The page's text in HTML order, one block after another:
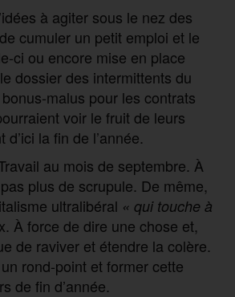
à agiter sous le nez des
cumuler un petit emploi et le
ci ou encore mise en place
dossier des intermittents du
malus pour les contrats
voir le fruit de leurs
la fin de l’année.
au mois de septembre. À
plus de scrupule. De même,
ultralibéral « qui touche à
À force de dire une chose et,
de raviver et étendre la colère.
rond-point et former cette
de fin d’année.